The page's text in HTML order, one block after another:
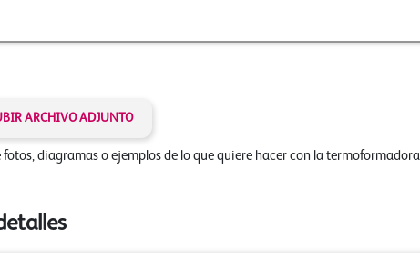
ARCHIVO ADJUNTO
diagramas o ejemplos de lo que quiere hacer con la termoformadora